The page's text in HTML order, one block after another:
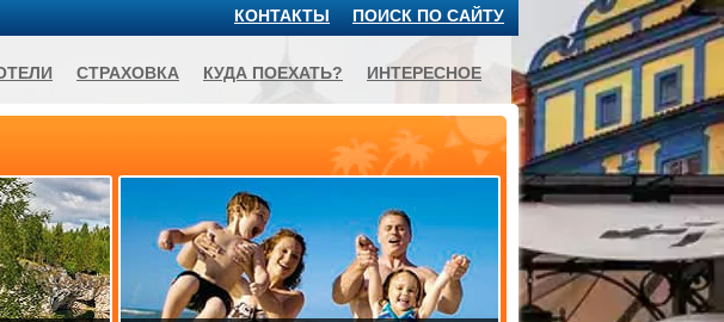
ПОИСК ПО САЙТУ
КОНТАКТЫ
СТРАХОВКА КУДА ПОЕХАТЬ? ИНТЕРЕСНОЕ